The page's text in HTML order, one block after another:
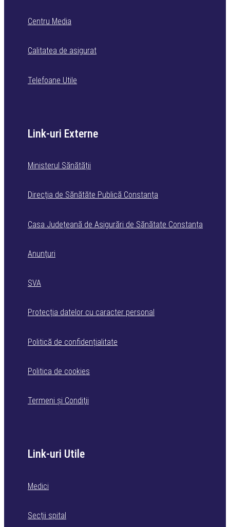
Centru Media
Calitatea de asigurat
Telefoane Utile
Link-uri Externe
Ministerul Sănătății
Direcția de Sănătăte Publică Constanța
Casa Județeană de Asigurări de Sănătate Constanța
Anunțuri
SVA
Protecția datelor cu caracter personal
Politică de confidențialitate
Politica de cookies
Termeni şi Condiţii
Link-uri Utile
Medici
Secții spital